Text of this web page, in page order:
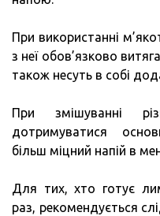
При використанні
з неї обов’язково
також несуть в собі
При змішуванні
дотримуватися
більш міцний напій в
Для тих, хто готує
раз, рекомендується